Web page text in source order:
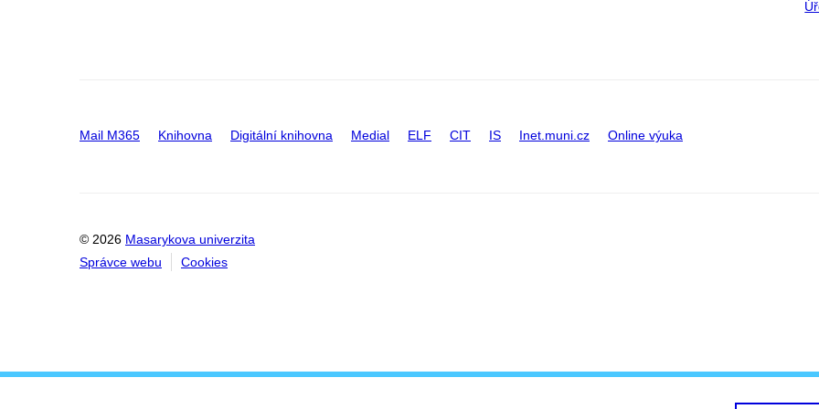
Mail M365 Knihovna Digitální knihovna Medial ELF CIT IS Inet.muni.cz Online výuka
© 2026 Masarykova univerzita
Správce webu
Cookies